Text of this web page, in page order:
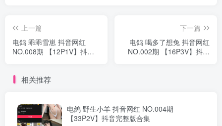
上一篇
电鸽 乖乖雪崽 抖音网红
NO.008期 【12P1V】抖音
下一篇
电鸽 喝多了想兔 抖音网红
NO.002期 【16P3V】抖音
相关推荐
电鸽 野生小羊 抖音网红 NO.004期
【33P2V】抖音完整版合集